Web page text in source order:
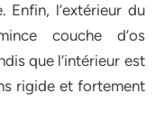
Enfin, l’extérieur du
couche d’os
que l’intérieur est
rigide et fortement